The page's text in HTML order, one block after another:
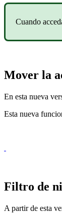
Cuando
Mover la
En esta nueva
Esta nueva
Filtro de
A partir de esta